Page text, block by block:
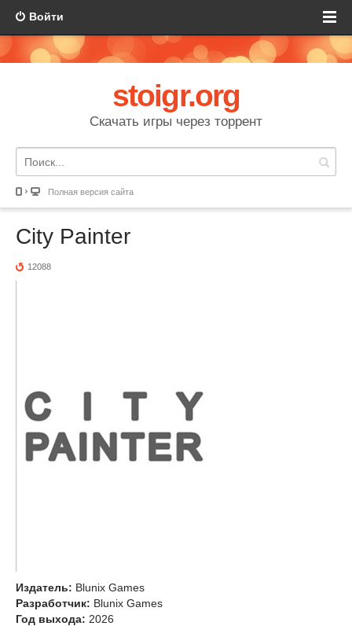
Войти
stoigr.org
Скачать игры через торрент
Полная версия сайта
City Painter
12088
Издатель: Blunix Games
Разработчик: Blunix Games
Год выхода: 2026